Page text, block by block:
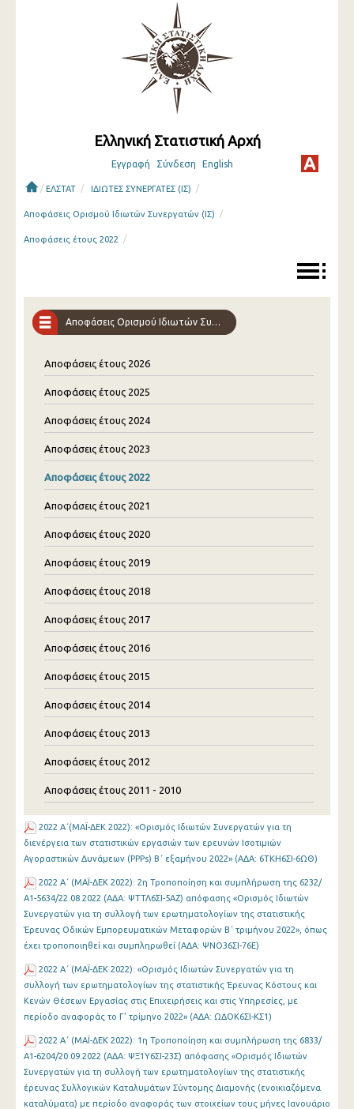
Ελληνική Στατιστική Αρχή
Εγγραφή Σύνδεση English
/ ΕΛΣΤΑΤ / ΙΔΙΩΤΕΣ ΣΥΝΕΡΓΑΤΕΣ (ΙΣ) /
Αποφάσεις Ορισμού Ιδιωτών Συνεργατών (ΙΣ) /
Αποφάσεις έτους 2022 /
Αποφάσεις Ορισμού Ιδιωτών Συνεργατών (ΙΣ)
Αποφάσεις έτους 2026
Αποφάσεις έτους 2025
Αποφάσεις έτους 2024
Αποφάσεις έτους 2023
Αποφάσεις έτους 2022
Αποφάσεις έτους 2021
Αποφάσεις έτους 2020
Αποφάσεις έτους 2019
Αποφάσεις έτους 2018
Αποφάσεις έτους 2017
Αποφάσεις έτους 2016
Αποφάσεις έτους 2015
Αποφάσεις έτους 2014
Αποφάσεις έτους 2013
Αποφάσεις έτους 2012
Αποφάσεις έτους 2011 - 2010
2022 Α΄(MAΪ-ΔΕΚ 2022): «Ορισμός Ιδιωτών Συνεργατών για τη
διενέργεια των στατιστικών εργασιών των ερευνών Ισοτιμιών
Αγοραστικών Δυνάμεων (PPPs) Β΄ εξαμήνου 2022» (ΑΔΑ: 6ΤΚΗ6ΣΙ-6ΩΘ)
2022 Α΄ (MAΪ-ΔΕΚ 2022): 2η Τροποποίηση και συμπλήρωση της 6232/
Α1-5634/22.08.2022 (ΑΔΑ: ΨΤΤΛ6ΣΙ-5ΑΖ) απόφασης «Ορισμός Ιδιωτών
Συνεργατών για τη συλλογή των ερωτηματολογίων της στατιστικής
Έρευνας Οδικών Εμπορευματικών Μεταφορών Β΄ τριμήνου 2022», όπως
έχει τροποποιηθεί και συμπληρωθεί (ΑΔΑ: ΨΝΟ36ΣΙ-76Ε)
2022 Α΄ (MAΪ-ΔΕΚ 2022): «Ορισμός Ιδιωτών Συνεργατών για τη
συλλογή των ερωτηματολογίων της στατιστικής Έρευνας Κόστους και
Κενών Θέσεων Εργασίας στις Επιχειρήσεις και στις Υπηρεσίες, με
περίοδο αναφοράς το Γ’ τρίμηνο 2022» (ΑΔΑ: ΩΔΟΚ6ΣΙ-ΚΣ1)
2022 Α΄ (MAΪ-ΔΕΚ 2022): 1η Τροποποίηση και συμπλήρωση της 6833/
Α1-6204/20.09.2022 (ΑΔΑ: ΨΞ1Υ6ΣΙ-23Σ) απόφασης «Ορισμός Ιδιωτών
Συνεργατών για τη συλλογή των ερωτηματολογίων της στατιστικής
έρευνας Συλλογικών Καταλυμάτων Σύντομης Διαμονής (ενοικιαζόμενα
καταλύματα) με περίοδο αναφοράς των στοιχείων τους μήνες Ιανουάριο